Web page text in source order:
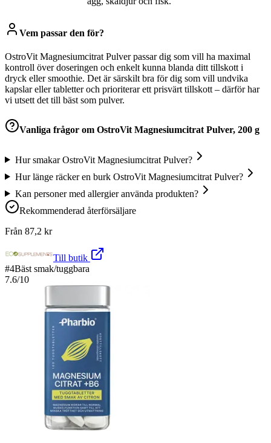
Vem passar den för?
OstroVit Magnesiumcitrat Pulver passar dig som vill ha maximal
kontroll över doseringen och enkelt kunna blanda ditt tillskott i
dryck eller smoothie. Det är särskilt bra för dig som vill undvika
kapslar eller tabletter och prioriterar ett prisvärt tillskott – därför har
vi utsett det till bäst som pulver.
Vanliga frågor om OstroVit Magnesiumcitrat Pulver, 200 g
Hur smakar OstroVit Magnesiumcitrat Pulver?
Hur länge räcker en burk OstroVit Magnesiumcitrat Pulver?
Kan personer med allergier använda produkten?
Rekommenderad återförsäljare
Från 87,2 kr
Till butik
#4Bäst smak/tuggbara
7.6/10